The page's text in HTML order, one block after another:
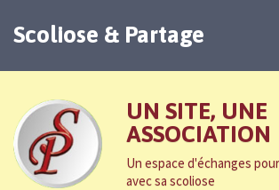
Scoliose & Partage
UN SITE, UNE
ASSOCIATION
Un espace d'échanges
avec sa scoliose